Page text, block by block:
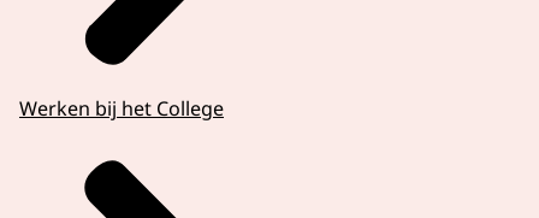
Werken bij het College